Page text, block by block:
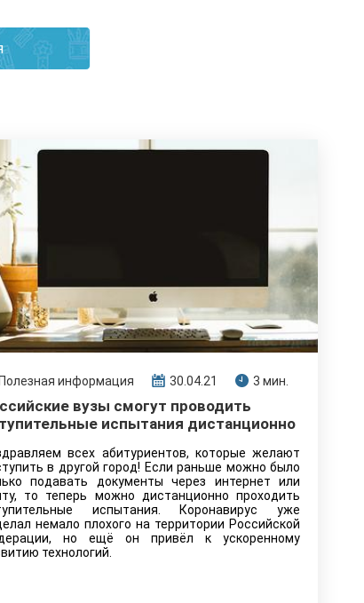
Полезная информация 30.04.21 3 мин.
вузы смогут проводить
испытания дистанционно
всех абитуриентов, которые желают
в другой город! Если раньше можно было
подавать документы через интернет или
то теперь можно дистанционно проходить
испытания. Коронавирус уже
немало плохого на территории Российской
но ещё он привёл к ускоренному
технологий.